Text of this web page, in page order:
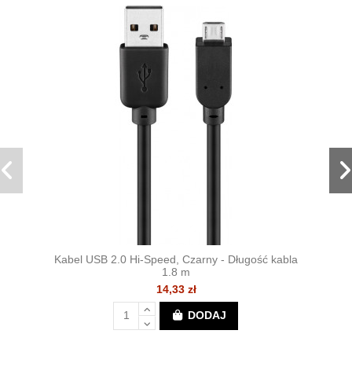
Kabel USB 2.0 Hi-Speed, Czarny - Długość kabla
1.8 m
14,33 zł
DODAJ